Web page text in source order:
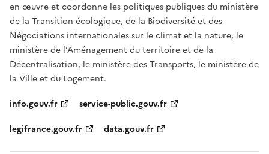
en œuvre et coordonne les politiques publiques du ministère
de la Transition écologique, de la Biodiversité et des
Négociations internationales sur le climat et la nature, le
ministère de l’Aménagement du territoire et de la
Décentralisation, le ministère des Transports, le ministère de
la Ville et du Logement.
info.gouv.fr
service-public.gouv.fr
legifrance.gouv.fr
data.gouv.fr